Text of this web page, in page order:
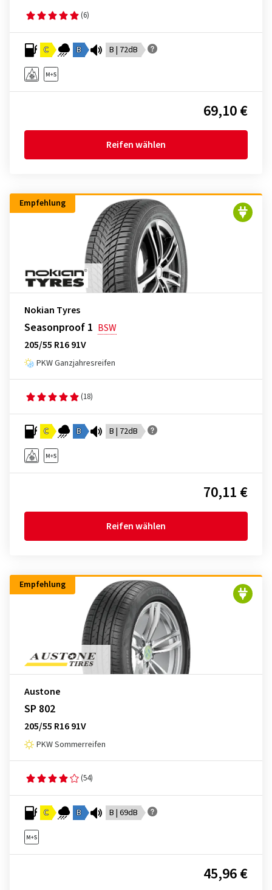
(6)
C B B | 72dB
69,10 €
Reifen wählen
Empfehlung
Nokian Tyres
Seasonproof 1 BSW
205/55 R16 91V
PKW Ganzjahresreifen
(18)
C B B | 72dB
70,11 €
Reifen wählen
Empfehlung
Austone
SP 802
205/55 R16 91V
PKW Sommerreifen
(54)
C B B | 69dB
45,96 €